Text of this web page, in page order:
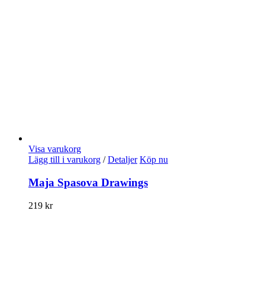
Visa varukorg
Lägg till i varukorg / Detaljer Köp nu
Maja Spasova Drawings
219 kr